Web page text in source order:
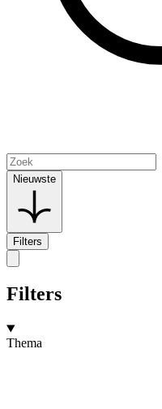
Nieuwste
Filters
Filters
Thema